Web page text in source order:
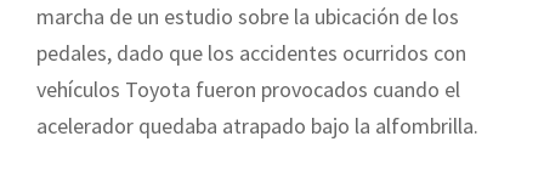
marcha de un estudio sobre la ubicación de los
pedales, dado que los accidentes ocurridos con
vehículos Toyota fueron provocados cuando el
acelerador quedaba atrapado bajo la alfombrilla.